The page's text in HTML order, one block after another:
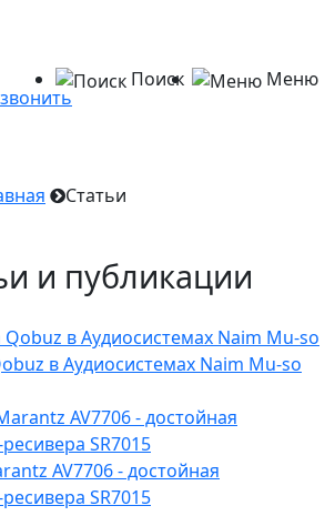
Меню
Поиск
Статьи
и публикации
в Аудиосистемах Naim Mu-so
AV7706 - достойная
SR7015